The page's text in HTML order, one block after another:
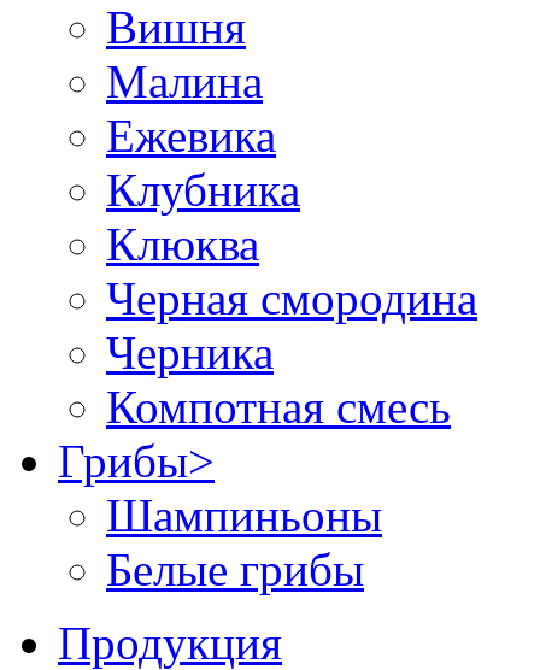
Вишня
Малина
Ежевика
Клубника
Клюква
Черная смородина
Черника
Компотная смесь
Грибы>
Шампиньоны
Белые грибы
Продукция